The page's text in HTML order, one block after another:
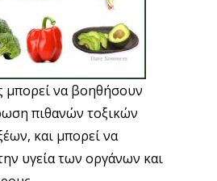
μπορεί να βοηθήσουν
πιθανών τοξικών
και μπορεί να
υγεία των οργάνων και